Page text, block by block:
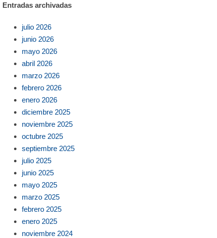
Entradas archivadas
julio 2026
junio 2026
mayo 2026
abril 2026
marzo 2026
febrero 2026
enero 2026
diciembre 2025
noviembre 2025
octubre 2025
septiembre 2025
julio 2025
junio 2025
mayo 2025
marzo 2025
febrero 2025
enero 2025
noviembre 2024